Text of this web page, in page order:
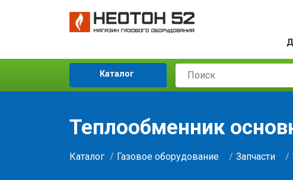
Каталог
Теплообменник
Каталог Газовое оборудование Запчасти